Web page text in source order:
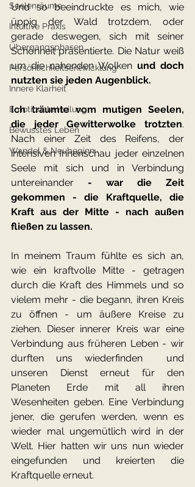
Seelenräume
Intuitive Praxis
Übergangsphasen
Persönlichkeitsentwicklung
Innere Klarheit
Emotionale Heilung
Bewusstes Leben
Wandel & Neubeginn
Und so beeindruckte es mich, wie
üppig der Wald trotzdem, oder
gerade deswegen, sich mit seiner
Schönheit präsentierte. Die Natur weiß
um die nahenden Wolken und doch
nutzten sie jeden Augenblick.
Ich träumte vom mutigen Seelen,
die jeder Gewitterwolke trotzten.
Nach einer Zeit des Reifens, der
intensiven Innenschau jeder einzelnen
Seele mit sich und in Verbindung
untereinander - war die Zeit
gekommen - die Kraftquelle, die
Kraft aus der Mitte - nach außen
fließen zu lassen.
In meinem Traum fühlte es sich an,
wie ein kraftvolle Mitte - getragen
durch die Kraft des Himmels und so
vielem mehr - die begann, ihren Kreis
zu öffnen - um äußere Kreise zu
ziehen. Dieser innerer Kreis war eine
Verbindung aus früheren Leben - wir
durften uns wiederfinden  und
unseren Dienst erneut für den
Planeten Erde mit all ihren
Wesenheiten geben. Eine Verbindung
jener, die gerufen werden, wenn es
wieder mal ungemütlich wird in der
Welt. Hier hatten wir uns nun wieder
eingefunden und kreierten die
Kraftquelle erneut.